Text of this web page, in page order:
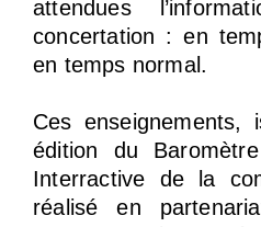
attendues
concertation : en
en temps normal.
Ces enseignements,
édition du
Interractive de la
réalisé en